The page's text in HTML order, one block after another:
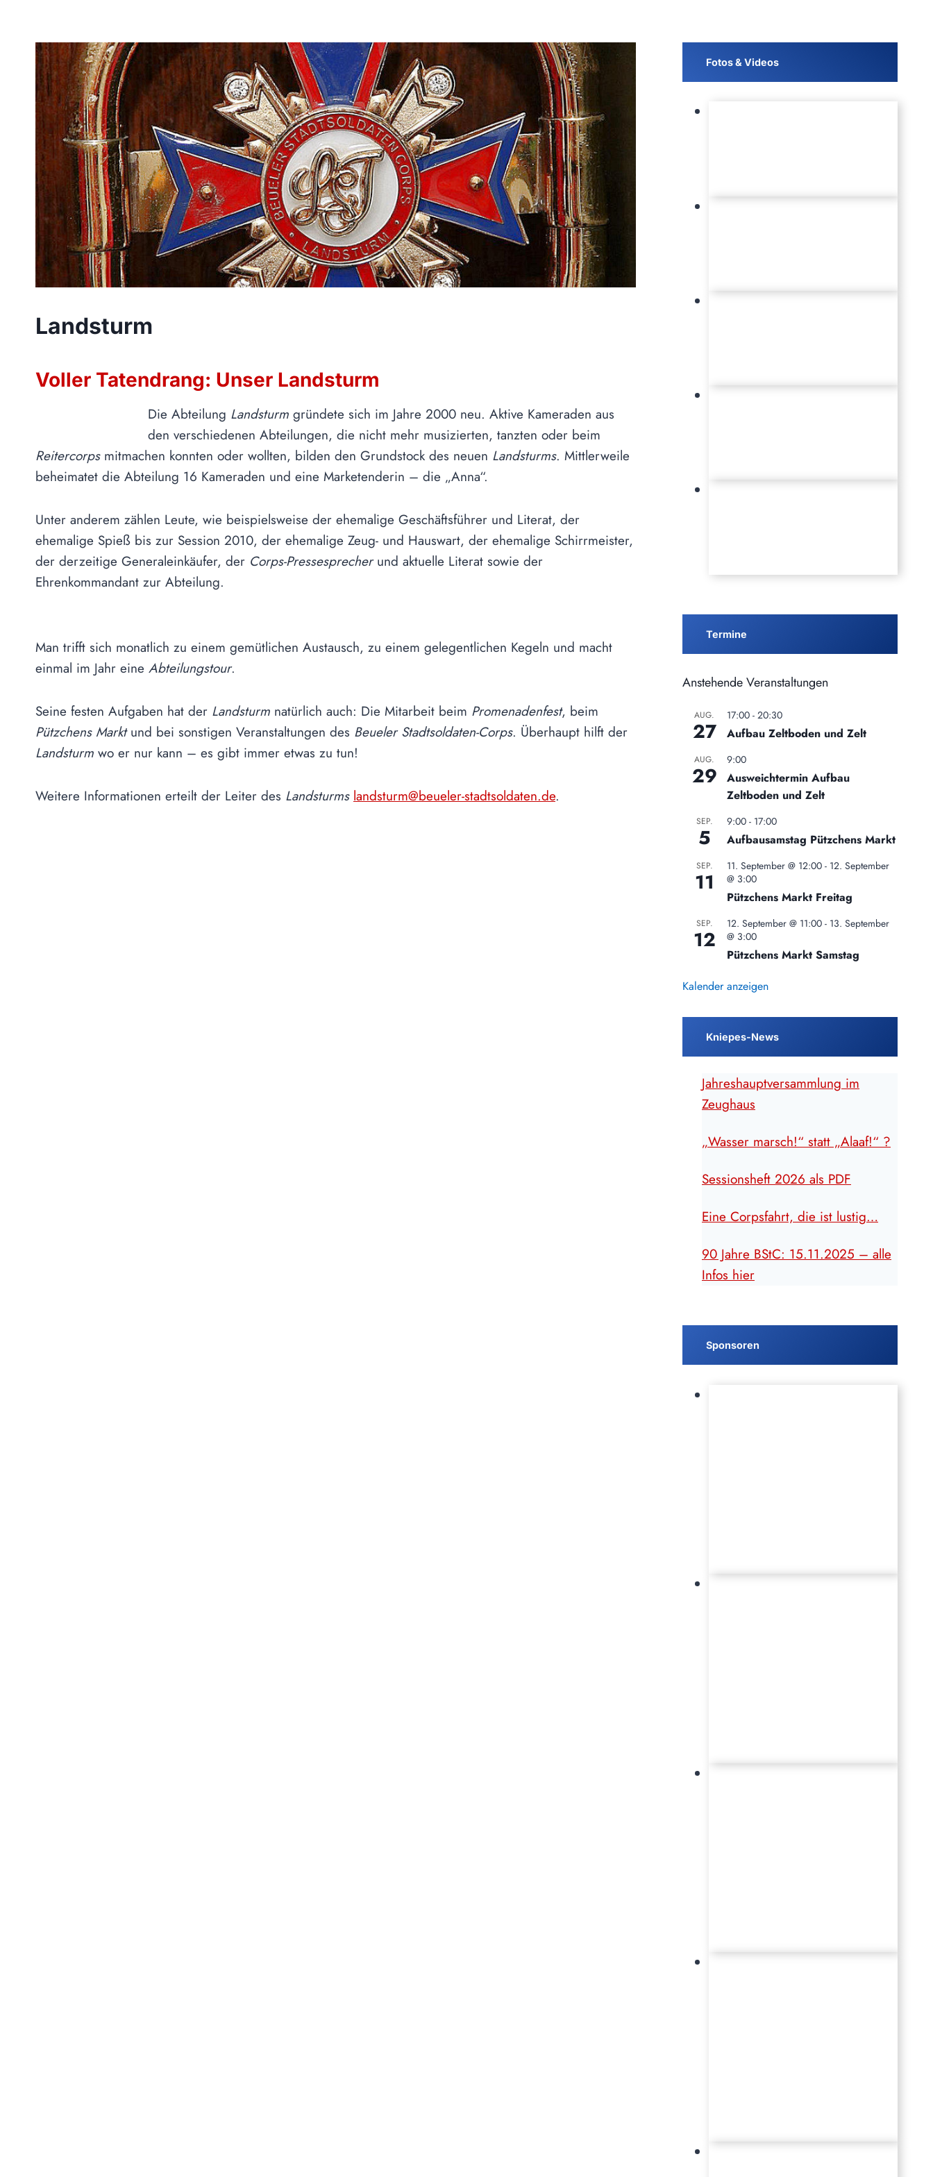
Landsturm
Voller Tatendrang: Unser Landsturm
Die Abteilung Landsturm gründete sich im Jahre 2000 neu. Aktive Kameraden aus
den verschiedenen Abteilungen, die nicht mehr musizierten, tanzten oder beim
Reitercorpsmitmachen konnten oder wollten, bilden den Grundstock des neuen Landsturms. Mittlerweile
beheimatet die Abteilung 16 Kameraden und eine Marketenderin – die „Anna“.
Unter anderem zählen Leute, wie beispielsweise der ehemalige Geschäftsführer und Literat, der
ehemalige Spieß bis zur Session 2010, der ehemalige Zeug- und Hauswart, der ehemalige Schirrmeister,
der derzeitige Generaleinkäufer, der Corps-Pressesprecherund aktuelle Literat sowie der
Ehrenkommandant zur Abteilung.
Man trifft sich monatlich zu einem gemütlichen Austausch, zu einem gelegentlichen Kegeln und macht
einmal im Jahr eine Abteilungstour.
Seine festen Aufgaben hat der Landsturm natürlich auch: Die Mitarbeit beim Promenadenfest, beim
Pützchens Marktund bei sonstigen Veranstaltungen des Beueler Stadtsoldaten-Corps. Überhaupt hilft der
Landsturm wo er nur kann – es gibt immer etwas zu tun!
Weitere Informationen erteilt der Leiter des Landsturms landsturm@beueler-stadtsoldaten.de.
Fotos & Videos
Termine
Anstehende Veranstaltungen
AUG.
27
17:00- 20:30
Aufbau Zeltboden und Zelt
AUG.
29
9:00
Ausweichtermin Aufbau
Zeltboden und Zelt
SEP.
5
9:00- 17:00
Aufbausamstag Pützchens Markt
SEP.
11
11. September @ 12:00- 12. September
@ 3:00
Pützchens Markt Freitag
SEP.
12
12. September @ 11:00- 13. September
@ 3:00
Pützchens Markt Samstag
Kalender anzeigen
Kniepes-News
Jahreshauptversammlung im
Zeughaus
„Wasser marsch!“ statt „Alaaf!“ ?
Sessionsheft 2026 als PDF
Eine Corpsfahrt, die ist lustig…
90 Jahre BStC: 15.11.2025 – alle
Infos hier
Sponsoren